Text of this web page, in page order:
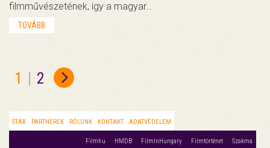
filmművészetének, így a magyar…
TOVÁBB
1 | 2
STÁB PARTNEREK RÓLUNK KONTAKT ADATVÉDELEM
Filmhu HMDB FilmInHungary Filmtörténet Szakma